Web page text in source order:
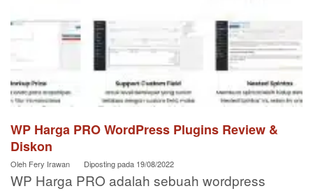
WP Harga PRO WordPress Plugins Review &
Diskon
Oleh Fery Irawan Diposting pada 19/08/2022
WP Harga PRO adalah sebuah wordpress